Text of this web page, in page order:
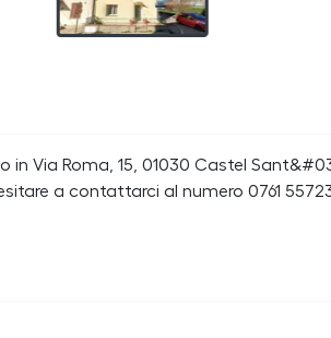
in Via Roma, 15, 01030 Castel
a contattarci al numero 0761